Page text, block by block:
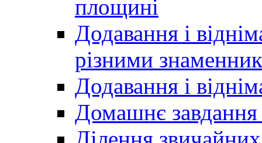
площині
Додавання і
різними
Додавання і
Домашнє завдання